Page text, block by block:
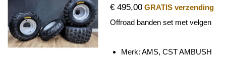
€ 495,00 GRATIS verzending
Offroad banden set met velgen
Merk: AMS, CST AMBUSH